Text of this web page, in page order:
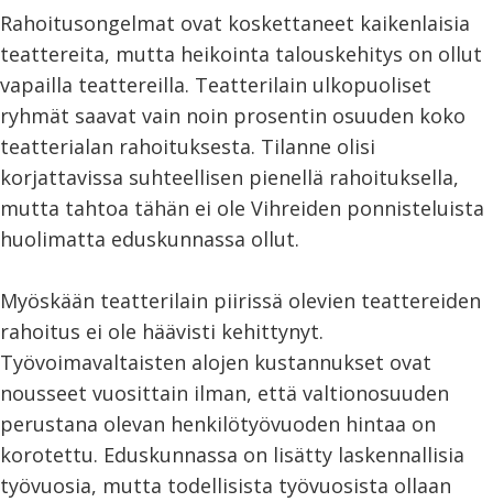
Rahoitusongelmat ovat koskettaneet kaikenlaisia
teattereita, mutta heikointa talouskehitys on ollut
vapailla teattereilla. Teatterilain ulkopuoliset
ryhmät saavat vain noin prosentin osuuden koko
teatterialan rahoituksesta. Tilanne olisi
korjattavissa suhteellisen pienellä rahoituksella,
mutta tahtoa tähän ei ole Vihreiden ponnisteluista
huolimatta eduskunnassa ollut.
Myöskään teatterilain piirissä olevien teattereiden
rahoitus ei ole häävisti kehittynyt.
Työvoimavaltaisten alojen kustannukset ovat
nousseet vuosittain ilman, että valtionosuuden
perustana olevan henkilötyövuoden hintaa on
korotettu. Eduskunnassa on lisätty laskennallisia
työvuosia, mutta todellisista työvuosista ollaan